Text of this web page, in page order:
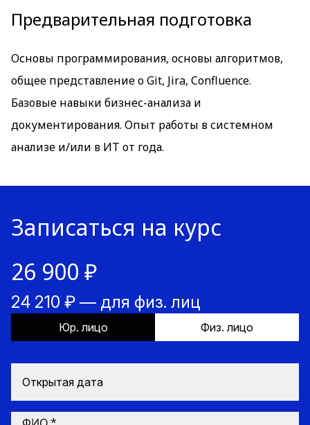
Предварительная подготовка
Основы программирования, основы алгоритмов,
общее представление о Git, Jira, Confluence.
Базовые навыки бизнес-анализа и
документирования. Опыт работы в системном
анализе и/или в ИТ от года.
Записаться на курс
26 900 ₽
24 210 ₽ — для физ. лиц
Юр. лицо Физ. лицо
Открытая дата